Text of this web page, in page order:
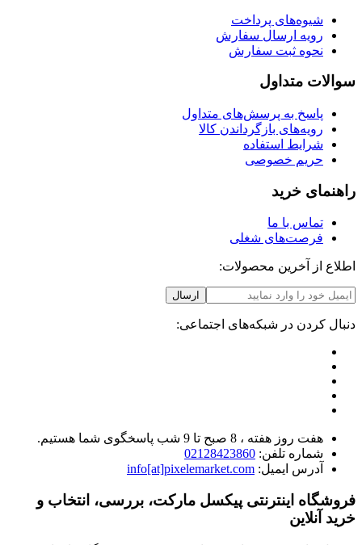
شیوه‌های پرداخت
رویه ارسال سفارش
نحوه ثبت سفارش
سوالات متداول
پاسخ به پرسش‌های متداول
رویه‌های بازگرداندن کالا
شرایط استفاده
حریم خصوصی
راهنمای خرید
تماس با ما
فرصت‌های شغلی
اطلاع از آخرین محصولات:
ارسال
دنبال کردن در شبکه‌های اجتماعی:
هفت روز هفته ، 8 صبح تا 9 شب پاسخگوی شما هستیم.
شماره تلفن: 02128423860
آدرس ایمیل: info[at]pixelemarket.com
فروشگاه اینترنتی پیکسل مارکت، بررسی، انتخاب و
خرید آنلاین